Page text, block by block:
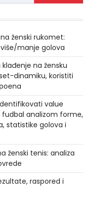
ženski rukomet:
manje golova
na žensku
dinamiku, koristiti
value
fudbal analizom forme,
statistike golova i
ženski tenis: analiza
raspored i